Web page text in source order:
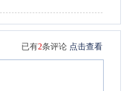
已有2条评论 点击查看